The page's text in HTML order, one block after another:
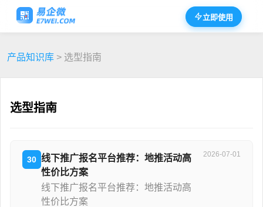
立即使用
产品知识库 > 选型指南
选型指南
30 线下推广报名平台推荐：地推活动高
性价比方案
线下推广报名平台推荐：地推活动高
性价比方案
2026-07-01